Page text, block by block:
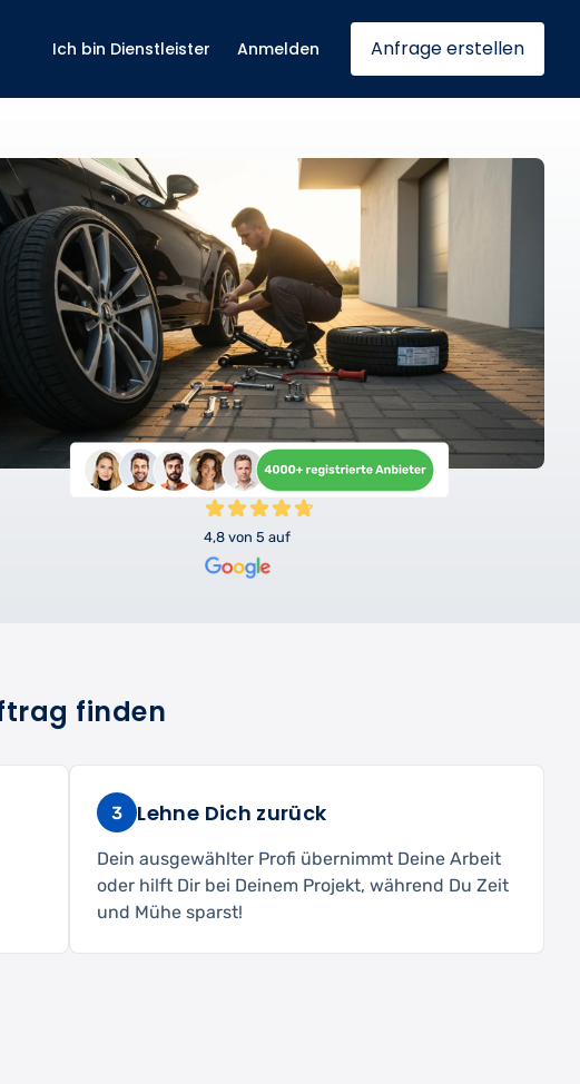
Ich bin Dienstleister Anmelden Anfrage erstellen
4,8 von 5 auf
finden
3 Lehne Dich zurück
Dein ausgewählter Profi übernimmt Deine Arbeit
oder hilft Dir bei Deinem Projekt, während Du Zeit
und Mühe sparst!